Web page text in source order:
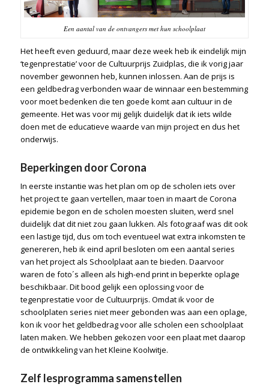
Een aantal van de ontvangers met hun schoolplaat
Het heeft even geduurd, maar deze week heb ik eindelijk mijn
‘tegenprestatie’ voor de Cultuurprijs Zuidplas, die ik vorig jaar
november gewonnen heb, kunnen inlossen. Aan de prijs is
een geldbedrag verbonden waar de winnaar een bestemming
voor moet bedenken die ten goede komt aan cultuur in de
gemeente. Het was voor mij gelijk duidelijk dat ik iets wilde
doen met de educatieve waarde van mijn project en dus het
onderwijs.
Beperkingen door Corona
In eerste instantie was het plan om op de scholen iets over
het project te gaan vertellen, maar toen in maart de Corona
epidemie begon en de scholen moesten sluiten, werd snel
duidelijk dat dit niet zou gaan lukken. Als fotograaf was dit ook
een lastige tijd, dus om toch eventueel wat extra inkomsten te
genereren, heb ik eind april besloten om een aantal series
van het project als Schoolplaat aan te bieden. Daarvoor
waren de foto´s alleen als high-end print in beperkte oplage
beschikbaar. Dit bood gelijk een oplossing voor de
tegenprestatie voor de Cultuurprijs. Omdat ik voor de
schoolplaten series niet meer gebonden was aan een oplage,
kon ik voor het geldbedrag voor alle scholen een schoolplaat
laten maken. We hebben gekozen voor een plaat met daarop
de ontwikkeling van het Kleine Koolwitje.
Zelf lesprogramma samenstellen